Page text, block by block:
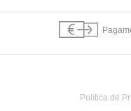
Política de